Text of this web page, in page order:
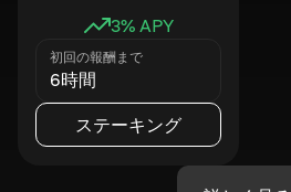
3% APY
初回の報酬まで
6時間
ステーキング